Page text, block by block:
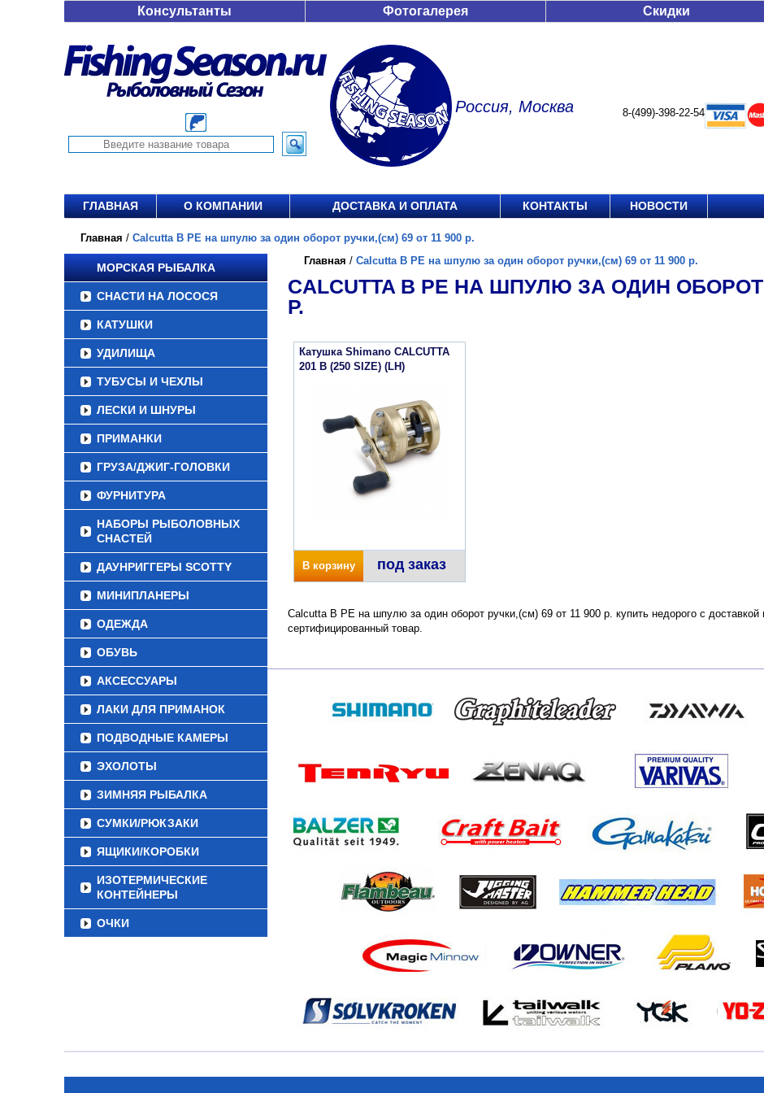
Консультанты Фотогалерея Скидки
Россия, Москва 8-(499)-398-22-54
ГЛАВНАЯ О КОМПАНИИ ДОСТАВКА И ОПЛАТА КОНТАКТЫ НОВОСТИ
Главная / Calcutta B PE на шпулю за один оборот ручки,(см) 69 от 11 900 р.
МОРСКАЯ РЫБАЛКА
СНАСТИ НА ЛОСОСЯ
КАТУШКИ
УДИЛИЩА
ТУБУСЫ И ЧЕХЛЫ
ЛЕСКИ И ШНУРЫ
ПРИМАНКИ
ГРУЗА/ДЖИГ-ГОЛОВКИ
ФУРНИТУРА
НАБОРЫ РЫБОЛОВНЫХ
СНАСТЕЙ
ДАУНРИГГЕРЫ SCOTTY
МИНИПЛАНЕРЫ
ОДЕЖДА
ОБУВЬ
АКСЕССУАРЫ
ЛАКИ ДЛЯ ПРИМАНОК
ПОДВОДНЫЕ КАМЕРЫ
ЭХОЛОТЫ
ЗИМНЯЯ РЫБАЛКА
СУМКИ/РЮКЗАКИ
ЯЩИКИ/КОРОБКИ
ИЗОТЕРМИЧЕСКИЕ
КОНТЕЙНЕРЫ
ОЧКИ
Главная / Calcutta B PE на шпулю за один оборот ручки,(см) 69 от 11 900 р.
CALCUTTA B PE НА ШПУЛЮ ЗА ОДИН ОБОРОТ
Р.
Катушка Shimano CALCUTTA
201 B (250 SIZE) (LH)
В корзину под заказ
Calcutta B PE на шпулю за один оборот ручки,(см) 69 от 11 900 р. купить недорого с
сертифицированный товар.